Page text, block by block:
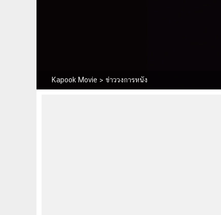
Kapook Movie > ข่าววงการหนัง